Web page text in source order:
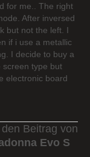
for me.. The right
After inversed
but not the left. I
if i use a metallic
I decide to buy a
screen type but
electronic board
Beitrag von
Evo S